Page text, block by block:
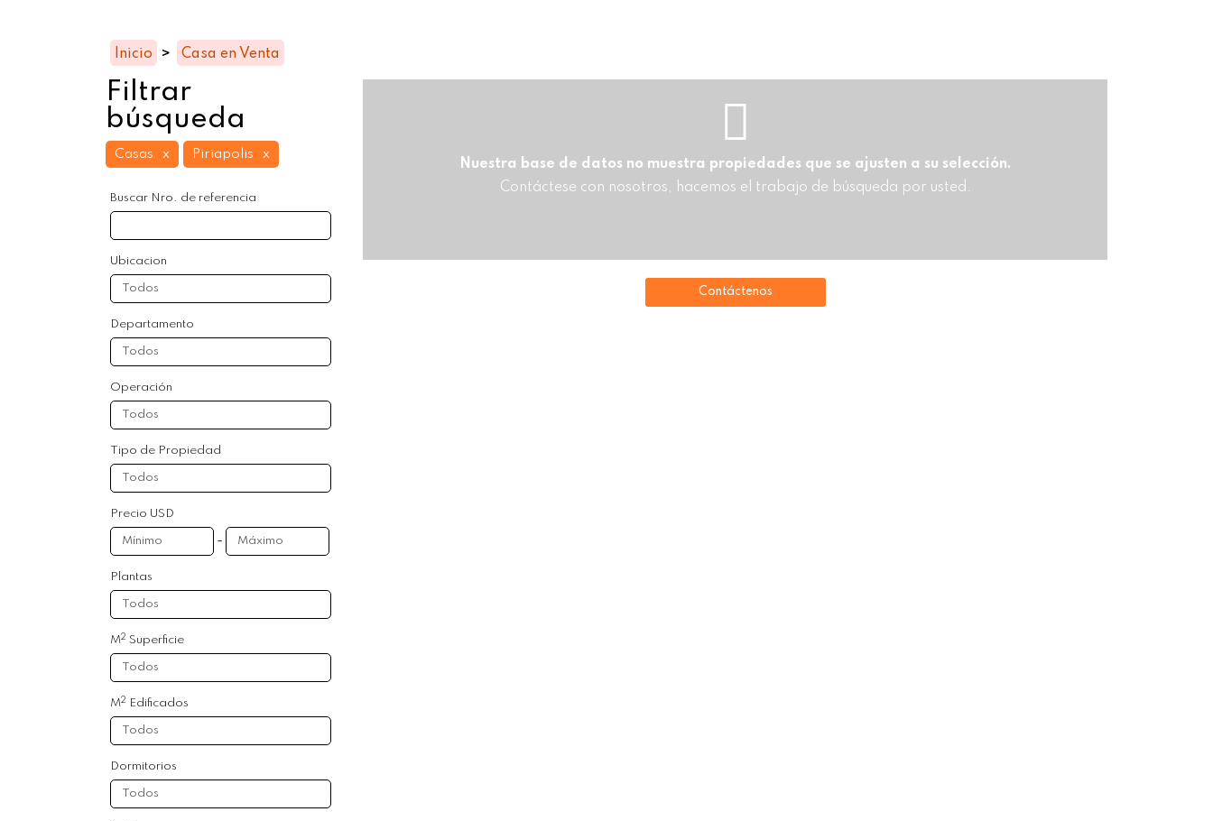
Inicio > Casa en Venta
Filtrar
búsqueda
Casas Piriapolis
Buscar Nro. de referencia
Ubicacion
Departamento
Operación
Tipo de Propiedad
Precio USD
-
Plantas
M2 Superficie
M2 Edificados
Dormitorios
Nuestra base de datos no muestra propiedades que se ajusten a su selección.
Contáctese con nosotros, hacemos el trabajo de búsqueda por usted.
Contáctenos